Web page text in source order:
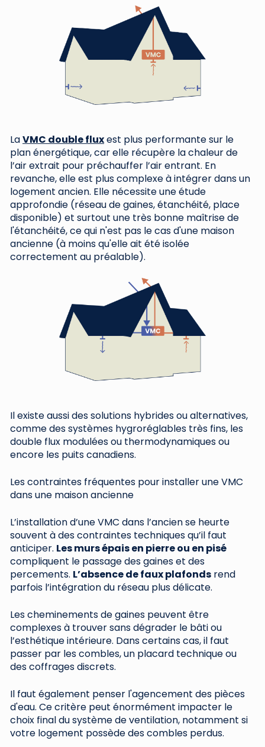
LaVMC double fluxest plus performante sur le
plan énergétique, car elle récupère la chaleur de
l’air extrait pour préchauffer l’air entrant. En
revanche, elle est plus complexe à intégrer dans un
logement ancien. Elle nécessite une étude
approfondie (réseau de gaines, étanchéité, place
disponible) et surtout une très bonne maîtrise de
l'étanchéité, ce qui n'est pas le cas d'une maison
ancienne (à moins qu'elle ait été isolée
correctement au préalable).
Il existe aussi des solutions hybrides ou alternatives,
comme des systèmes hygroréglables très fins, les
double flux modulées ou thermodynamiques ou
encore les puits canadiens.
Les contraintes fréquentes pour installer une VMC
dans une maison ancienne
L’installation d’une VMC dans l’ancien se heurte
souvent à des contraintes techniques qu’il faut
anticiper. Les murs épais en pierre ou en pisé
compliquent le passage des gaines et des
percements. L’absence de faux plafonds rend
parfois l’intégration du réseau plus délicate.
Les cheminements de gaines peuvent être
complexes à trouver sans dégrader le bâti ou
l’esthétique intérieure. Dans certains cas, il faut
passer par les combles, un placard technique ou
des coffrages discrets.
Il faut également penser l'agencement des pièces
d'eau. Ce critère peut énormément impacter le
choix final du système de ventilation, notamment si
votre logement possède des combles perdus.